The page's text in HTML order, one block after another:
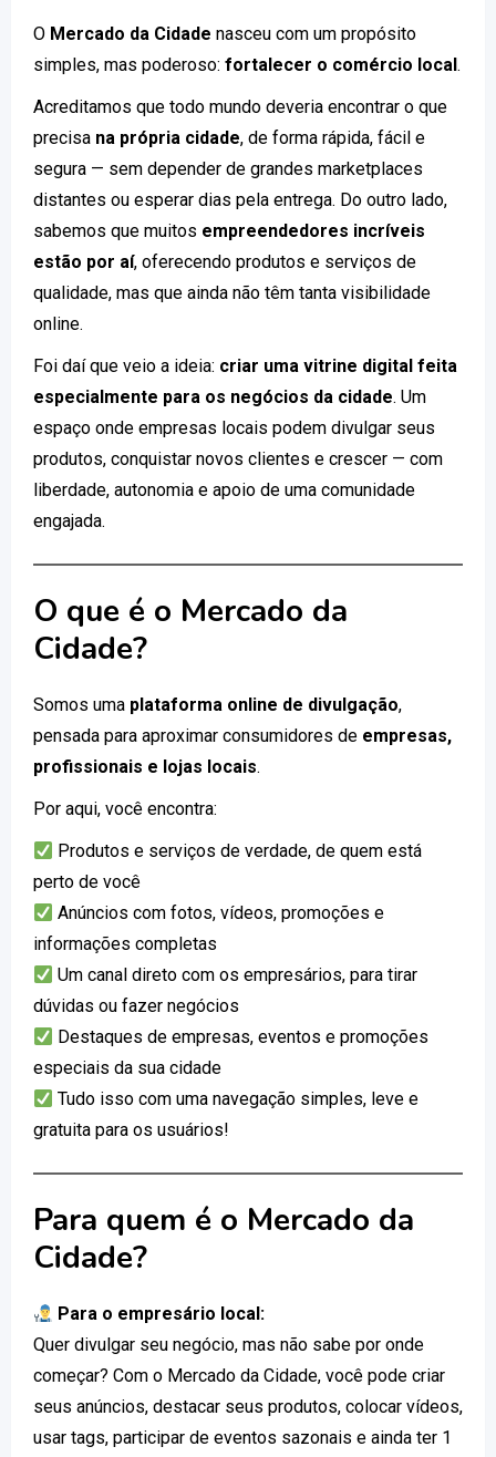
O Mercado da Cidade nasceu com um propósito
simples, mas poderoso: fortalecer o comércio local.
Acreditamos que todo mundo deveria encontrar o que
precisa na própria cidade, de forma rápida, fácil e
segura — sem depender de grandes marketplaces
distantes ou esperar dias pela entrega. Do outro lado,
sabemos que muitos empreendedores incríveis
estão por aí, oferecendo produtos e serviços de
qualidade, mas que ainda não têm tanta visibilidade
online.
Foi daí que veio a ideia: criar uma vitrine digital feita
especialmente para os negócios da cidade. Um
espaço onde empresas locais podem divulgar seus
produtos, conquistar novos clientes e crescer — com
liberdade, autonomia e apoio de uma comunidade
engajada.
O que é o Mercado da
Cidade?
Somos uma plataforma online de divulgação,
pensada para aproximar consumidores de empresas,
profissionais e lojas locais.
Por aqui, você encontra:
Produtos e serviços de verdade, de quem está
perto de você
Anúncios com fotos, vídeos, promoções e
informações completas
Um canal direto com os empresários, para tirar
dúvidas ou fazer negócios
Destaques de empresas, eventos e promoções
especiais da sua cidade
Tudo isso com uma navegação simples, leve e
gratuita para os usuários!
Para quem é o Mercado da
Cidade?
Para o empresário local:
Quer divulgar seu negócio, mas não sabe por onde
começar? Com o Mercado da Cidade, você pode criar
seus anúncios, destacar seus produtos, colocar vídeos,
usar tags, participar de eventos sazonais e ainda ter 1